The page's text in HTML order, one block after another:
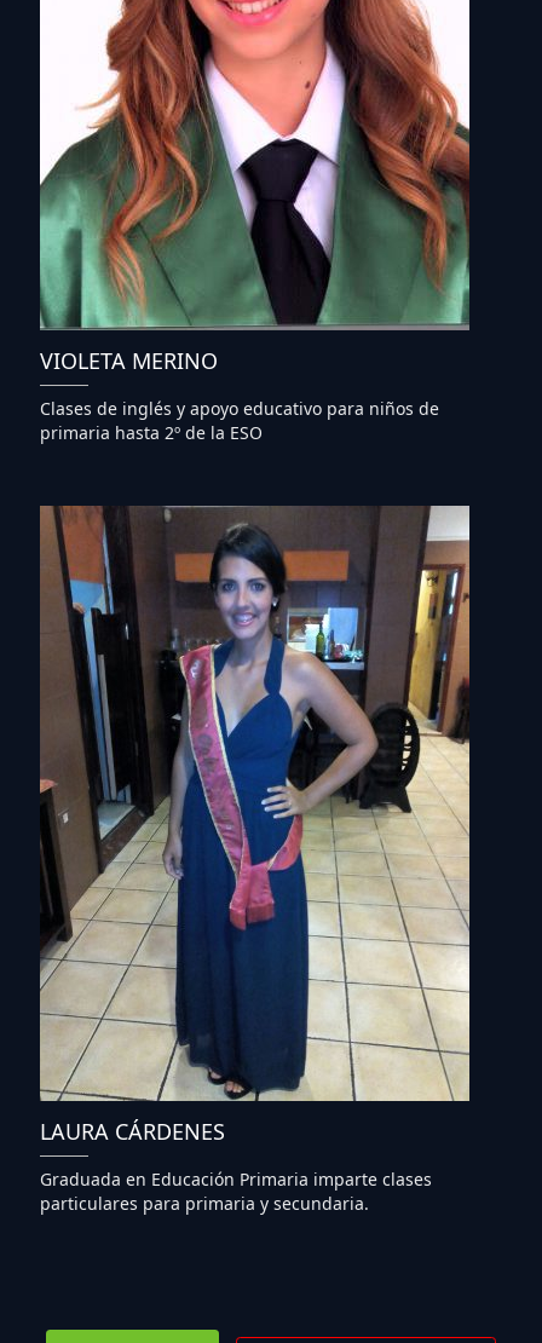
VIOLETA MERINO
Clases de inglés y apoyo educativo para niños de
primaria hasta 2º de la ESO
LAURA CÁRDENES
Graduada en Educación Primaria imparte clases
particulares para primaria y secundaria.